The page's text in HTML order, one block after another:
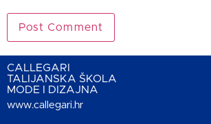
CALLEGARI
TALIJANSKA ŠKOLA
MODE I DIZAJNA
www.callegari.hr